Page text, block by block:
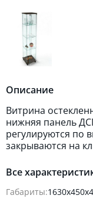
Описание
Витрина
нижняя панель
регулируются по
закрываются на
Все
Габариты: